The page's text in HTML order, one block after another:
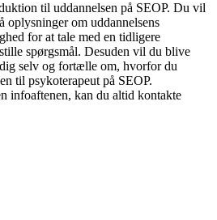
til uddannelsen på SEOP. Du vil
oplysninger om uddannelsens
for at tale med en tidligere
spørgsmål. Desuden vil du blive
selv og fortælle om, hvorfor du
til psykoterapeut på SEOP.
infoaftenen, kan du altid kontakte